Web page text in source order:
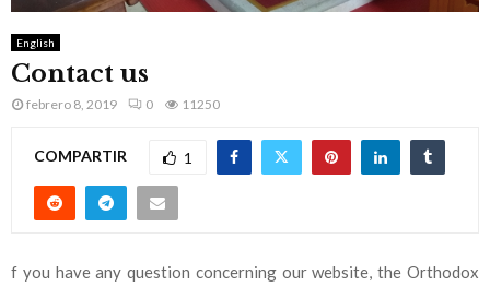
E
N
U
English
Contact us
febrero 8, 2019 0 11250
COMPARTIR 1
f you have any question concerning our website, the Orthodox